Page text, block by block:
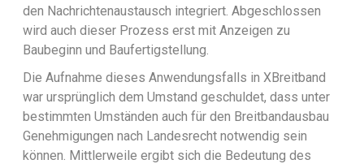
den Nachrichtenaustausch integriert. Abgeschlossen
wird auch dieser Prozess erst mit Anzeigen zu
Baubeginn und Baufertigstellung.
Die Aufnahme dieses Anwendungsfalls in XBreitband
war ursprünglich dem Umstand geschuldet, dass unter
bestimmten Umständen auch für den Breitbandausbau
Genehmigungen nach Landesrecht notwendig sein
können. Mittlerweile ergibt sich die Bedeutung des